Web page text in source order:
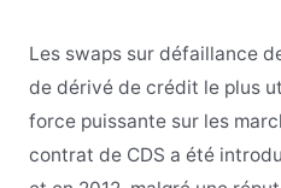
Les swaps sur défaillance
de dérivé de crédit le plus
force puissante sur les
contrat de CDS a été